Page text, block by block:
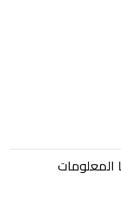
المعلومات